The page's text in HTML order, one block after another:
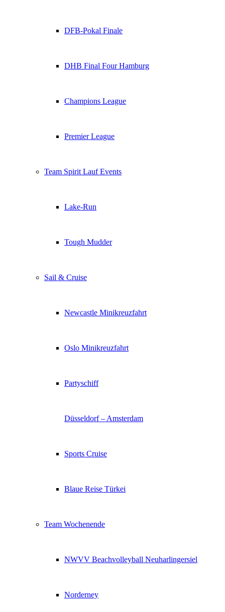
DFB-Pokal Finale
DHB Final Four Hamburg
Champions League
Premier League
Team Spirit Lauf Events
Lake-Run
Tough Mudder
Sail & Cruise
Newcastle Minikreuzfahrt
Oslo Minikreuzfahrt
Partyschiff
Düsseldorf – Amsterdam
Sports Cruise
Blaue Reise Türkei
Team Wochenende
NWVV Beachvolleyball Neuharlingersiel
Norderney